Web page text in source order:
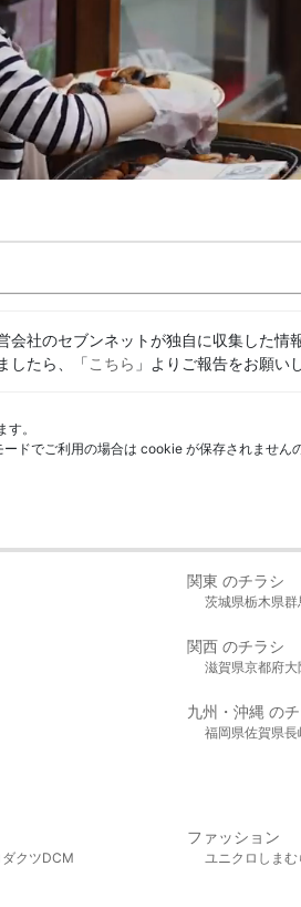
会社のセブンネットが独自に収集した
したら、「こちら 」よりご報告をお願い
。
ドでご利用の場合は cookie が保存されません
関東 のチラシ
茨城県栃木県群
関西 のチラシ
滋賀県京都府大
九州・沖縄 の
福岡県佐賀県長
クツDCM
ファッション
ユニクロ しまむ